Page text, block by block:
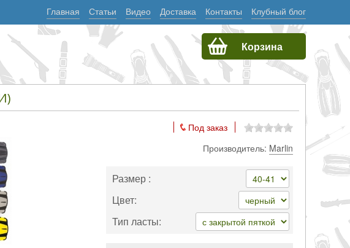
Главная Статьи Видео Доставка Контакты Клубный блог
Корзина
Под заказ
Производитель: Marlin
Размер :
Цвет:
Тип ласты: